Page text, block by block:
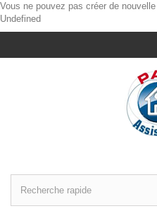
Vous ne pouvez pas créer de
Undefined